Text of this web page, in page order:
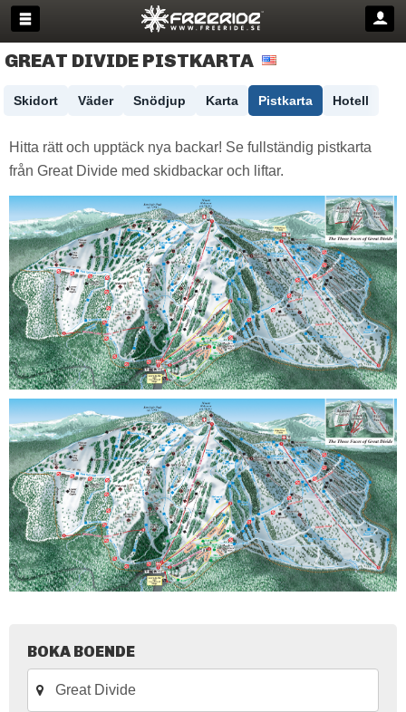
GREAT DIVIDE PISTKARTA
Skidort Väder Snödjup Karta Pistkarta Hotell
Hitta rätt och upptäck nya backar! Se fullständig pistkarta
från Great Divide med skidbackar och liftar.
BOKA BOENDE